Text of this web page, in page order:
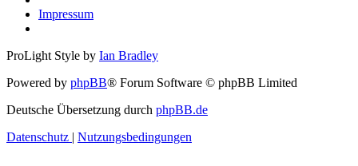
Impressum
ProLight Style by Ian Bradley
Powered by phpBB® Forum Software © phpBB Limited
Deutsche Übersetzung durch phpBB.de
Datenschutz | Nutzungsbedingungen